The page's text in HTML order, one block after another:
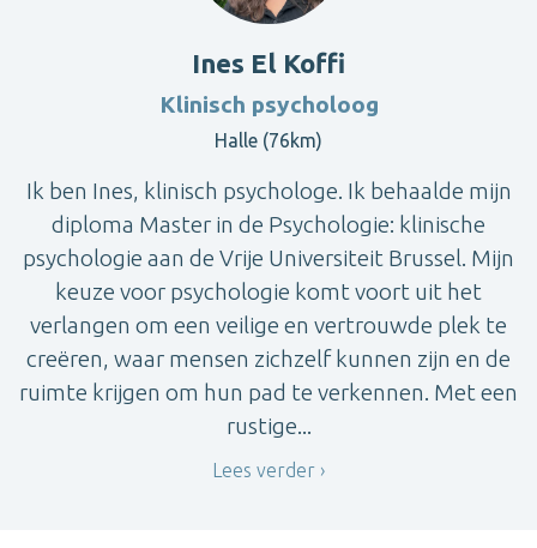
Ines El Koffi
Klinisch psycholoog
Halle (76km)
Ik ben Ines, klinisch psychologe. Ik behaalde mijn
diploma Master in de Psychologie: klinische
psychologie aan de Vrije Universiteit Brussel. Mijn
keuze voor psychologie komt voort uit het
verlangen om een veilige en vertrouwde plek te
creëren, waar mensen zichzelf kunnen zijn en de
ruimte krijgen om hun pad te verkennen. Met een
rustige...
Lees verder